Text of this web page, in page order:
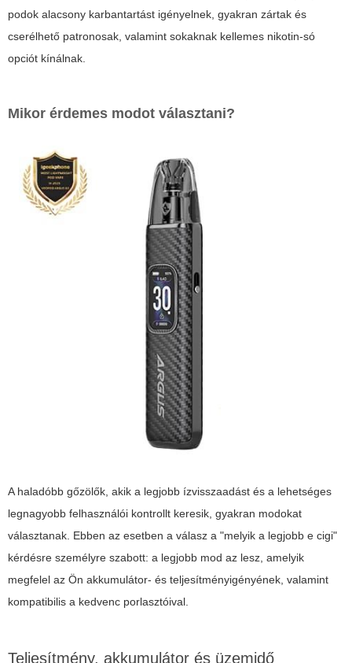
podok alacsony karbantartást igényelnek, gyakran zártak és
cserélhető patronosak, valamint sokaknak kellemes nikotin-só
opciót kínálnak.
Mikor érdemes modot választani?
A haladóbb gőzölők, akik a legjobb ízvisszaadást és a lehetséges
legnagyobb felhasználói kontrollt keresik, gyakran modokat
választanak. Ebben az esetben a válasz a "melyik a legjobb e cigi"
kérdésre személyre szabott: a legjobb mod az lesz, amelyik
megfelel az Ön akkumulátor- és teljesítményigényének, valamint
kompatibilis a kedvenc porlasztóival.
Teljesítmény, akkumulátor és üzemidő